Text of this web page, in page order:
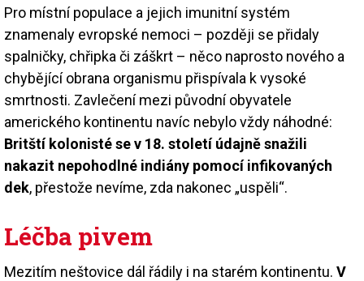
Pro místní populace a jejich imunitní systém
znamenaly evropské nemoci – později se přidaly
spalničky, chřipka či záškrt – něco naprosto nového a
chybějící obrana organismu přispívala k vysoké
smrtnosti. Zavlečení mezi původní obyvatele
amerického kontinentu navíc nebylo vždy náhodné:
Britští kolonisté se v 18. století údajně snažili
nakazit nepohodlné indiány pomocí infikovaných
dek, přestože nevíme, zda nakonec „uspěli“.
Léčba pivem
Mezitím neštovice dál řádily i na starém kontinentu. V